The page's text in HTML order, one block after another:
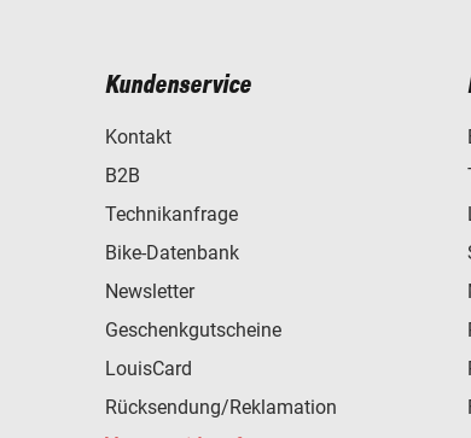
Kundenservice
Kontakt
B2B
Technikanfrage
Bike-Datenbank
Newsletter
Geschenkgutscheine
LouisCard
Rücksendung/Reklamation